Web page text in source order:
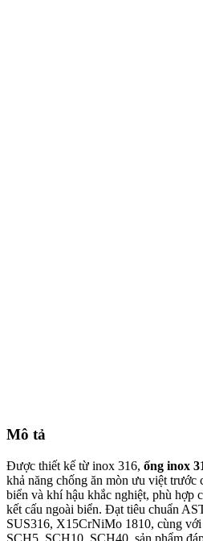
Mô tả
Được thiết kế từ inox 316, ống inox
khả năng chống ăn mòn ưu việt trước
biển và khí hậu khắc nghiệt, phù hợp
kết cấu ngoài biển. Đạt tiêu chuẩn
SUS316, X15CrNiMo 1810, cùng
SCH5, SCH10, SCH40, sản phẩm